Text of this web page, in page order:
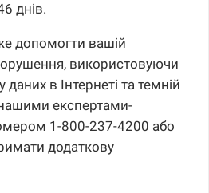
днів.
допомогти вашій
використовуючи
в Інтернеті та темній
експертами-
1-800-237-4200 або
додаткову